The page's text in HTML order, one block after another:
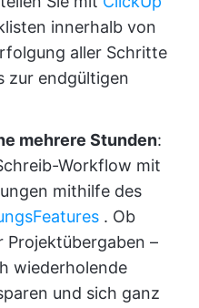
innerhalb von
aller Schritte
zur endgültigen
mehrere Stunden:
Workflow mit
mithilfe des
. Ob
Projektübergaben –
wiederholende
und sich ganz